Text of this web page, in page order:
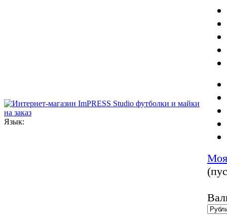
Язык: